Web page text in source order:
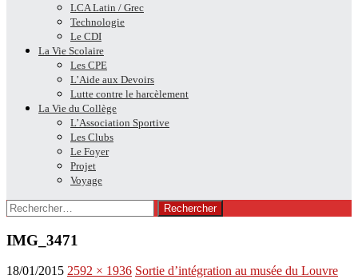
LCA Latin / Grec
Technologie
Le CDI
La Vie Scolaire
Les CPE
L’Aide aux Devoirs
Lutte contre le harcèlement
La Vie du Collège
L’Association Sportive
Les Clubs
Le Foyer
Projet
Voyage
Rechercher :
IMG_3471
18/01/2015 2592 × 1936 Sortie d’intégration au musée du Louvre